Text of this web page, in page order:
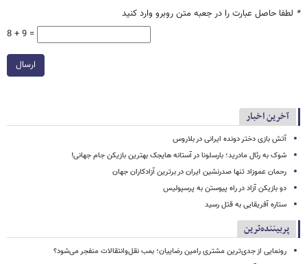
* لطفا حاصل عبارت را در جعبه متن روبرو وارد کنید
8 + 9 =
ارسال
آخرین اخبار
آتش بازی دختر دونده ایرانی در بلاروس
شوک به رئال مادرید؛ بارسلونا در آستانه هایجک بهترین بازیکن جام جهانی!
رحمان عموزاد تنها صدرنشین ایران در برترین آزادکاران جهان
دو بازیکن آزاد در راه پیوستن به پرسپولیس
ستاره آفریقایی به قتل رسید
پربیننده‌ترین
رونمایی از جدی‌ترین مشتری رامین رضاییان؛ بمب نقل‌وانتقالات منفجر می‌شود؟